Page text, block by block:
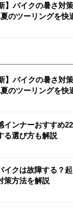
】バイクの暑さ対
のツーリングを快
】バイクの暑さ対
のツーリングを快
インナーおすすめ
る選び方も解説
イクは故障する？
策方法を解説